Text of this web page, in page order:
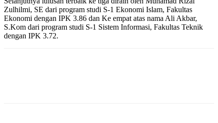
Zulhilmi, SE dari program studi S-1 Ekonomi Islam, Fakultas
Ekonomi dengan IPK 3.86 dan Ke empat atas nama Ali Akbar,
S.Kom dari program studi S-1 Sistem Informasi, Fakultas Teknik
dengan IPK 3.72.